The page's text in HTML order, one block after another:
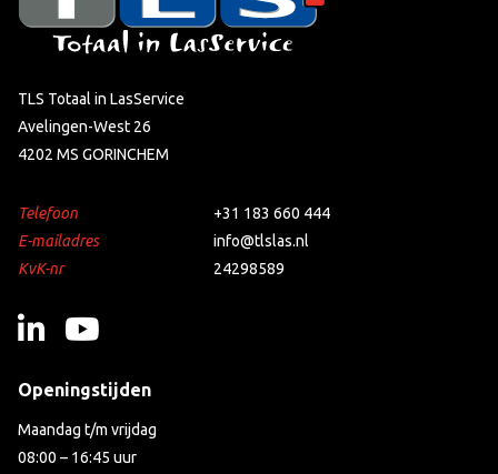
TLS Totaal in LasService
Avelingen-West 26
4202 MS GORINCHEM
Telefoon
+31 183 660 444
E-mailadres
info@tlslas.nl
KvK-nr
24298589
Openingstijden
Maandag t/m vrijdag
08:00 – 16:45 uur